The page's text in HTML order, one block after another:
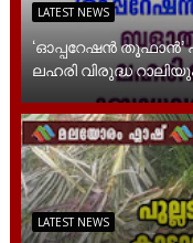
LATEST NEWS
‘ഓപ്പറേഷൻ തൂഫാൻ’
ലഹരി വിരുദ്ധ
LATEST NEWS